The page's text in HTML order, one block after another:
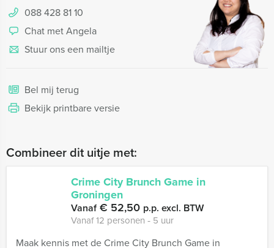
088 428 81 10
Chat met Angela
Stuur ons een mailtje
Bel mij terug
Bekijk printbare versie
Combineer dit uitje met:
Crime City Brunch Game in
Groningen
Vanaf€ 52,50 p.p. excl. BTW
Vanaf 12 personen ‐ 5 uur
Maak kennis met de Crime City Brunch Game in